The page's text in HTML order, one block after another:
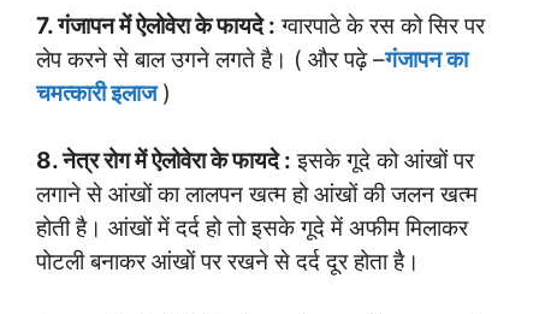
7. गंजापन में ऐलोवेरा के फायदे : ग्वारपाठे के रस को सिर पर
लेप करने से बाल उगने लगते है। ( और पढ़े –गंजापन का
चमत्कारी इलाज)
8. नेत्र रोग में ऐलोवेरा के फायदे : इसके गूदे को आंखों पर
लगाने से आंखों का लालपन खत्म हो आंखों की जलन खत्म
होती है। आंखों में दर्द हो तो इसके गूदे में अफीम मिलाकर
पोटली बनाकर आंखों पर रखने से दर्द दूर होता है।